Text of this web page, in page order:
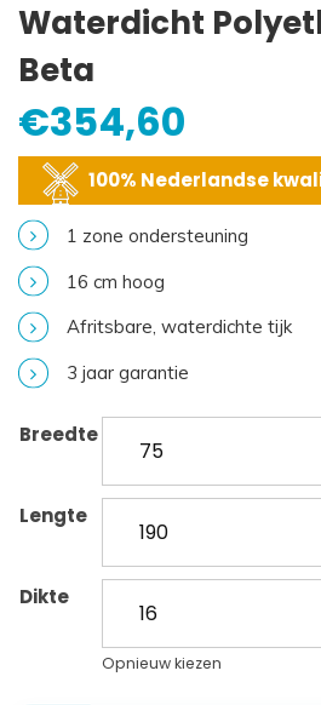
Waterdicht
Beta
€354,60
100% Nederlandse
1 zone ondersteuning
16 cm hoog
Afritsbare, waterdichte tijk
3 jaar garantie
Breedte
Lengte
Dikte
Opnieuw kiezen